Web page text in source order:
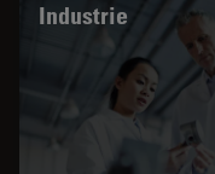
Industrie